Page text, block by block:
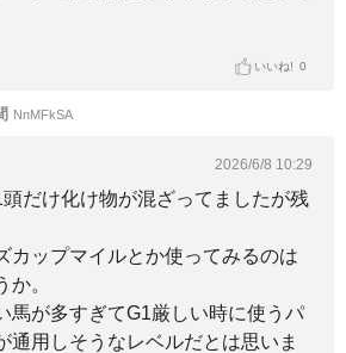
いいね! 0
NnMFkSA
2026/6/8 10:29
だけ化け物が混ざってましたが残
カップマイルとか使ってみるのは
か。
馬が多すぎてG1厳しい時に使うパ
通用しそうなレベルだとは思いま